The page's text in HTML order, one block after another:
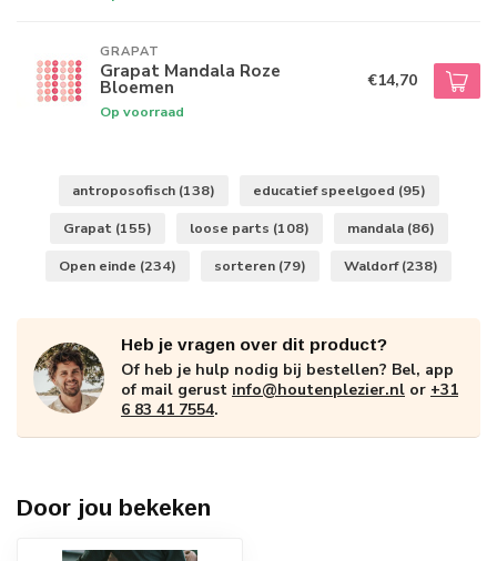
GRAPAT
Grapat Mandala Roze
Bloemen
Op voorraad
€14,70
antroposofisch (138) educatief speelgoed (95)
Grapat (155) loose parts (108) mandala (86)
Open einde (234) sorteren (79) Waldorf(238)
Heb je vragen over dit product?
Of heb je hulp nodig bij bestellen? Bel, app
of mail gerust info@houtenplezier.nl or +31
6 83 41 7554.
Door jou bekeken